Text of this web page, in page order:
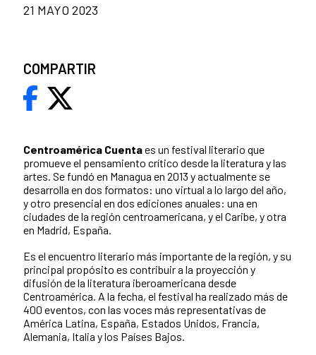
Centroamérica Cuentaes un festival literario que
promueve el pensamiento crítico desde la literatura y las
artes. Se fundó en Managua en 2013 y actualmente se
desarrolla en dos formatos: uno virtual a lo largo del año,
y otro presencial en dos ediciones anuales: una en
ciudades de la región centroamericana, y el Caribe, y otra
en Madrid, España.
Es el encuentro literario más importante de la región, y su
principal propósito es contribuir a la proyección y
difusión de la literatura iberoamericana desde
Centroamérica. A la fecha, el festival ha realizado más de
400 eventos, con las voces más representativas de
América Latina, España, Estados Unidos, Francia,
Alemania, Italia y los Países Bajos.
21 MAYO 2023
COMPARTIR